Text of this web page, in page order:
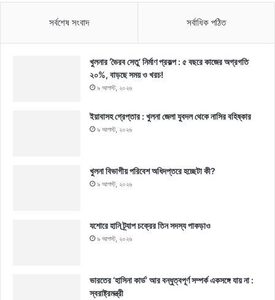
সর্বশেষ সংবাদ সর্বাধিক পঠিত
খুলনার ‘ভৈরব সেতু’ নির্মাণ প্রকল্প : ৫ বছরে কাজের অগ্রগতি
২০%, বাড়ছে সময় ও খরচ!
৯ আগস্ট, ২০২৬
ইয়াবাসহ গ্রেপ্তার : খুলনা জেলা যুবদল থেকে নাসির বহিষ্কার
৯ আগস্ট, ২০২৬
খুলনা বিভাগীয় পরিবেশ অধিদপ্তরে হচ্ছেটা কী?
৯ আগস্ট, ২০২৬
যশোরে হানি ট্র্যাপ চক্রের তিন সদস্য পাকড়াও
৯ আগস্ট, ২০২৬
ভারতের ‘হাসিনা কার্ড’ আর বন্ধুত্বপূর্ণ সম্পর্ক একসঙ্গে যায় না :
স্বরাষ্ট্রমন্ত্রী